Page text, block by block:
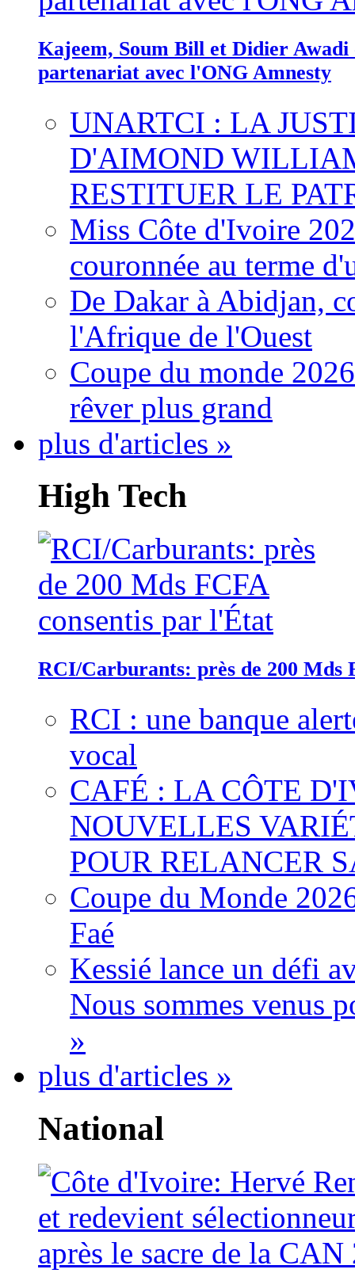
Kajeem, Soum Bill et Didier
partenariat avec l'ONG Amnesty
UNARTCI : LA
D'AIMOND
RESTITUER LE
Miss Côte d'Ivoire
couronnée au terme
De Dakar à Abidjan,
l'Afrique de l'Ouest
Coupe du monde
rêver plus grand
plus d'articles »
High Tech
RCI/Carburants: près de 200 Mds
RCI : une banque
vocal
CAFÉ : LA CÔTE
NOUVELLES
POUR RELANCER
Coupe du Monde
Faé
Kessié lance un défi
Nous sommes venus
»
plus d'articles »
National